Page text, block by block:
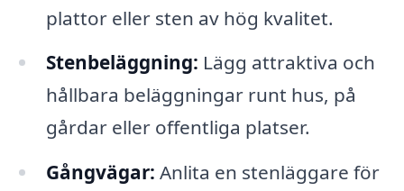
plattor eller sten av hög kvalitet.
Stenbeläggning: Lägg attraktiva och
hållbara beläggningar runt hus, på
gårdar eller offentliga platser.
Gångvägar: Anlita en stenläggare för